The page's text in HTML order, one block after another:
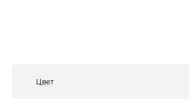
Цвет